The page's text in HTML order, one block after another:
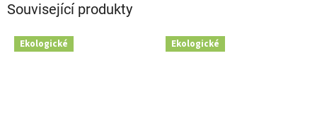
Související produkty
Ekologické Ekologické